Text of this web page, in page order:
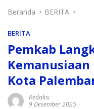
Beranda BERITA
BERITA
Pemkab
Kota
Redaksi
9 Desember 2025